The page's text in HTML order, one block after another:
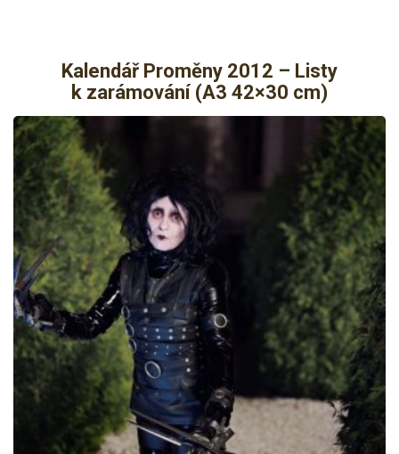
Kalendář Proměny 2012 – Listy
k zarámování (A3 42×30 cm)